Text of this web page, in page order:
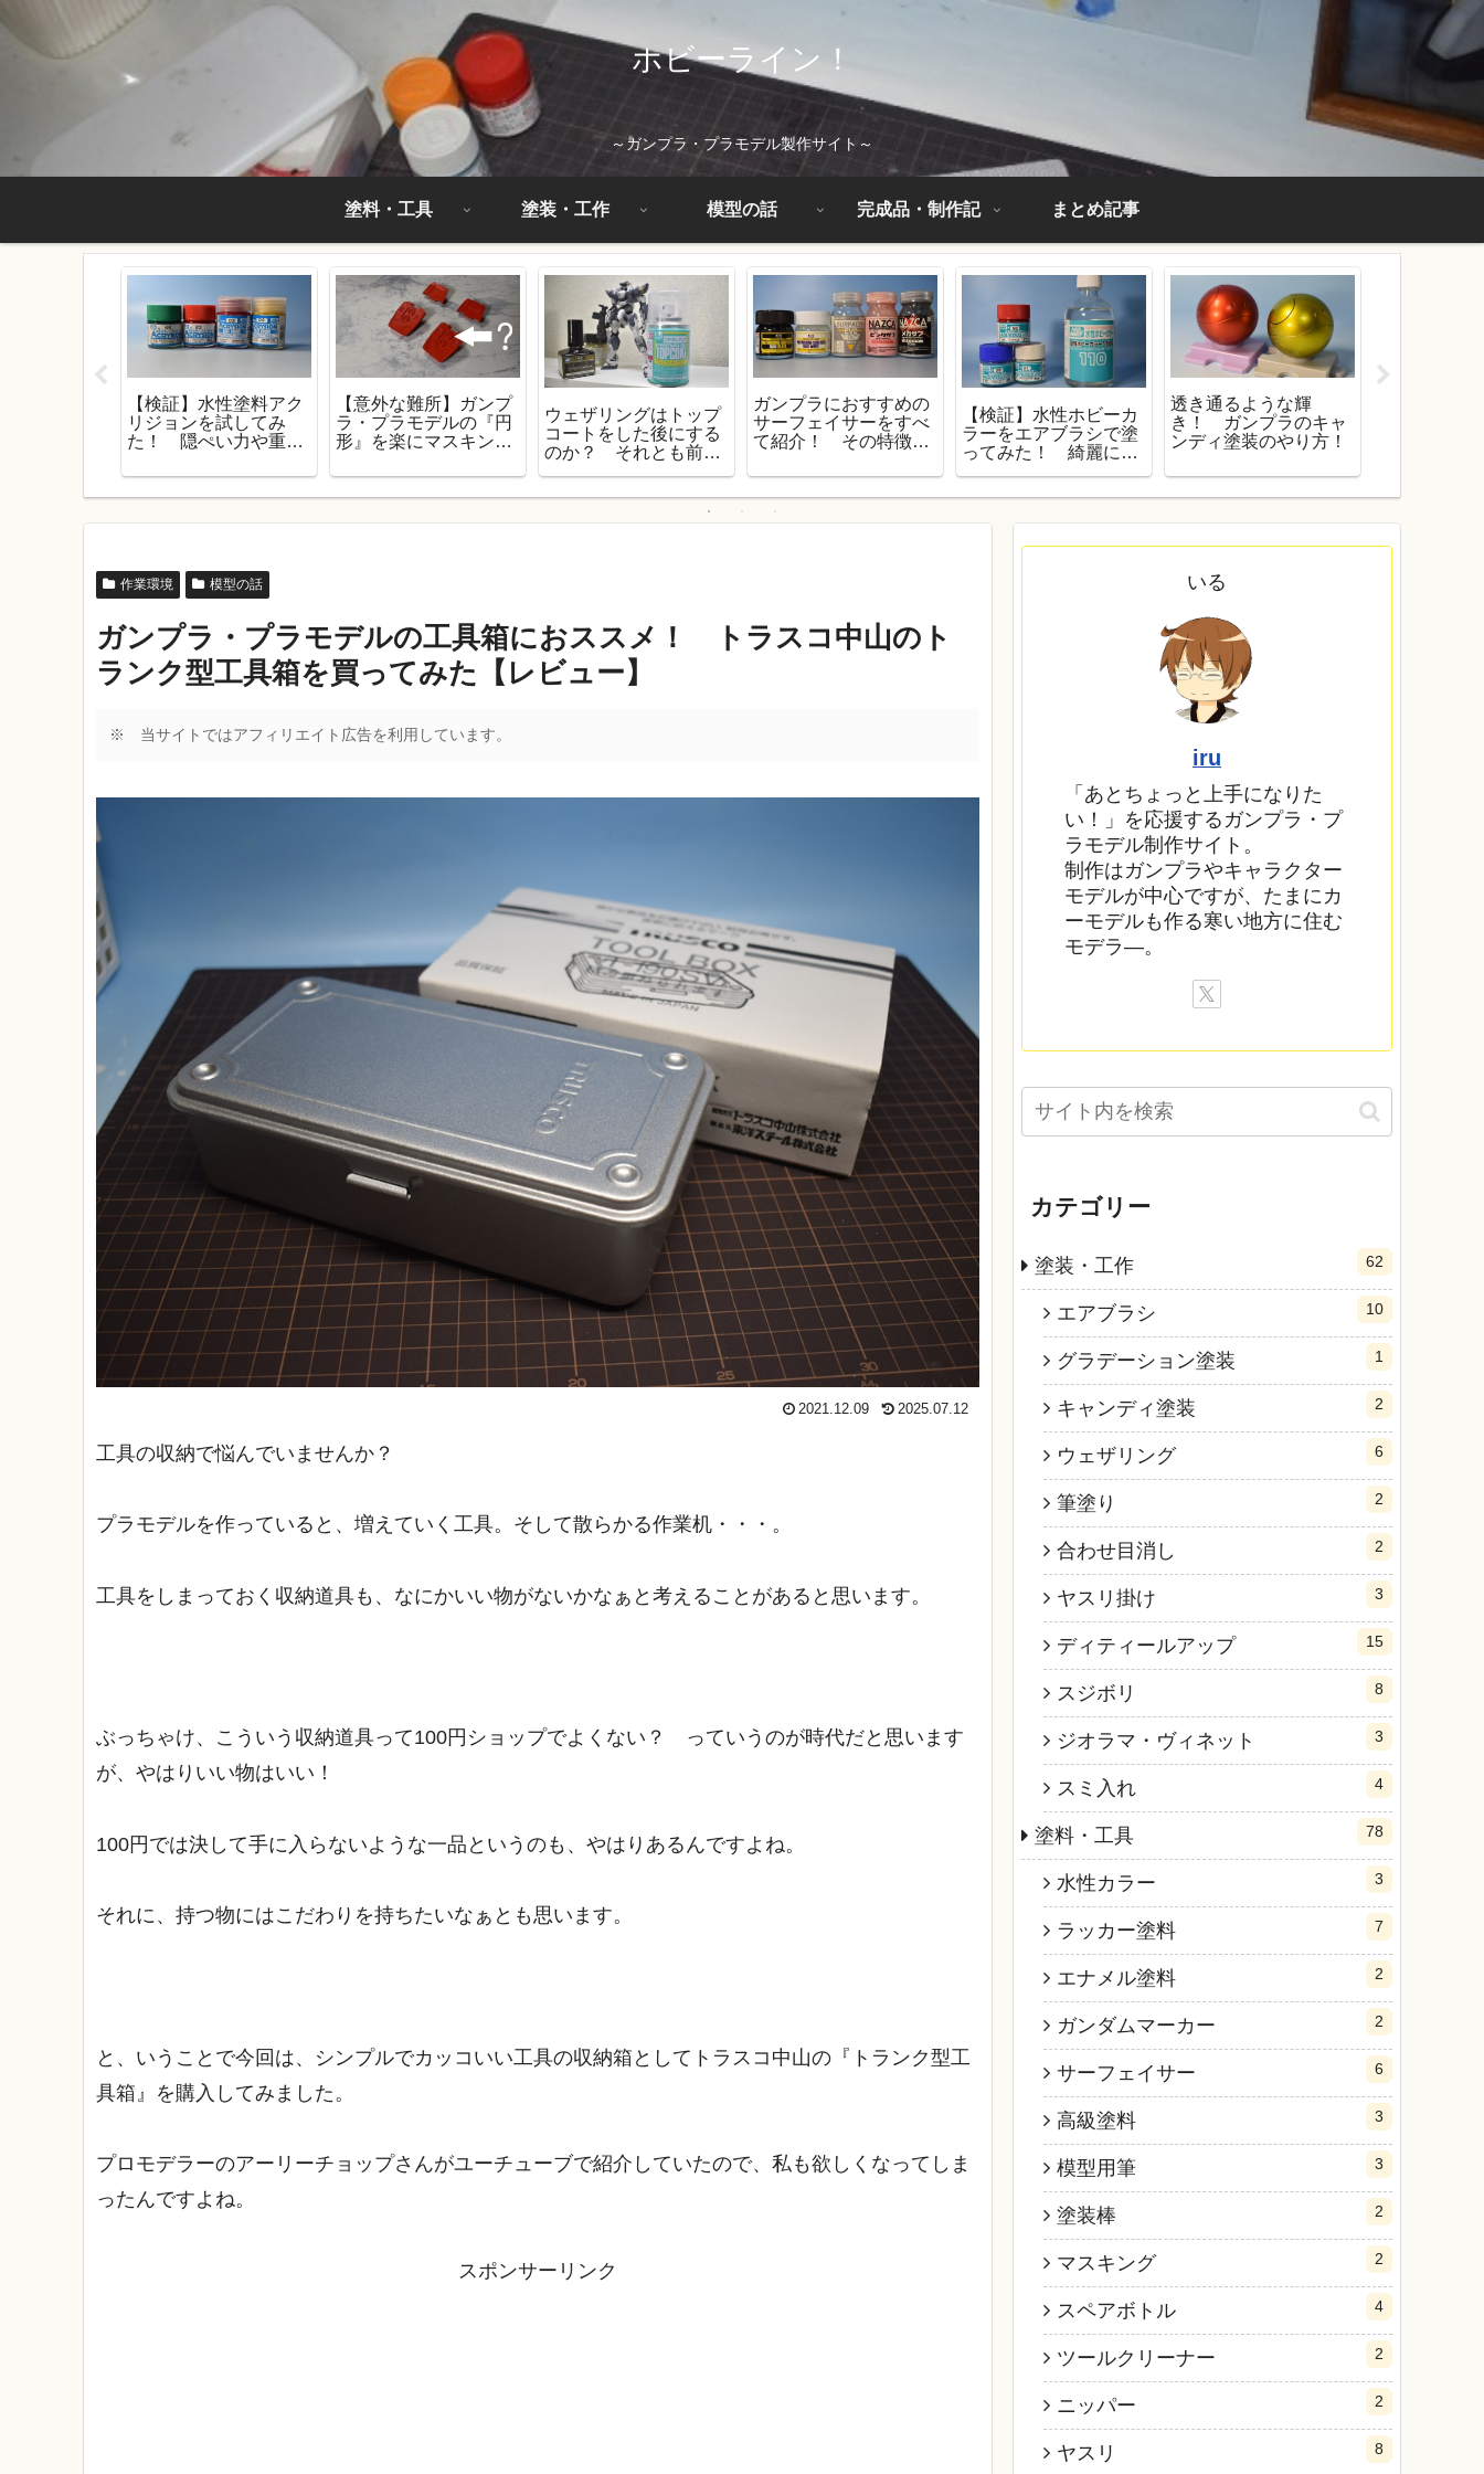
ホビーライン！
～ガンプラ・プラモデル製作サイト～
塗料・工具 塗装・工作 模型の話 完成品・制作記 まとめ記事
【検証】水性塗料アク
リジョンを試してみ
た！ 隠ぺい力や重ね
の？
【意外な難所】ガンプ
ラ・プラモデルの『円
形』を楽にマスキング
ウェザリングはトップ
コートをした後にする
のか？ それとも前に
ガンプラにおすすめの
サーフェイサーをすべ
て紹介！ その特徴と
【検証】水性ホビーカ
ラーをエアブラシで塗
ってみた！ 綺麗に塗
透き通るような輝
き！ ガンプラのキャ
ンディ塗装のやり方！
作業環境 模型の話
ガンプラ・プラモデルの工具箱におススメ！ トラスコ中山のト
ランク型工具箱を買ってみた【レビュー】
※ 当サイトではアフィリエイト広告を利用しています。
2021.12.09 2025.07.12
工具の収納で悩んでいませんか？
プラモデルを作っていると、増えていく工具。そして散らかる作業机・・・。
工具をしまっておく収納道具も、なにかいい物がないかなぁと考えることがあると思います。
ぶっちゃけ、こういう収納道具って100円ショップでよくない？ っていうのが時代だと思います
が、やはりいい物はいい！
100円では決して手に入らないような一品というのも、やはりあるんですよね。
それに、持つ物にはこだわりを持ちたいなぁとも思います。
と、いうことで今回は、シンプルでカッコいい工具の収納箱としてトラスコ中山の『トランク型工
具箱』を購入してみました。
プロモデラーのアーリーチョップさんがユーチューブで紹介していたので、私も欲しくなってしま
ったんですよね。
スポンサーリンク
いる
iru
「あとちょっと上手になりた
い！」を応援するガンプラ・プ
ラモデル制作サイト。
制作はガンプラやキャラクター
モデルが中心ですが、たまにカ
ーモデルも作る寒い地方に住む
モデラ―。
カテゴリー
塗装・工作 62
エアブラシ 10
グラデーション塗装 1
キャンディ塗装 2
ウェザリング 6
筆塗り 2
合わせ目消し 2
ヤスリ掛け 3
ディティールアップ 15
スジボリ 8
ジオラマ・ヴィネット 3
スミ入れ 4
塗料・工具 78
水性カラー 3
ラッカー塗料 7
エナメル塗料 2
ガンダムマーカー 2
サーフェイサー 6
高級塗料 3
模型用筆 3
塗装棒 2
マスキング 2
スペアボトル 4
ツールクリーナー 2
ニッパー 2
ヤスリ 8